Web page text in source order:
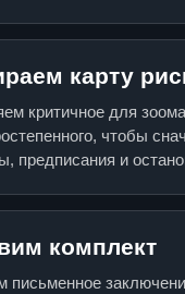
карту
критичное для
чтобы
предписания и
комплект
письменное